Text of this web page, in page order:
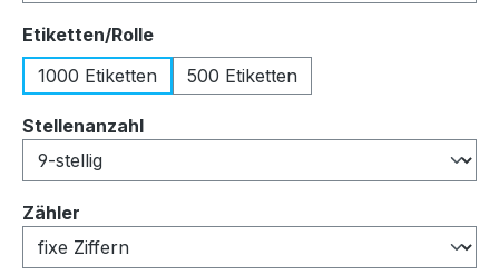
Etiketten/Rolleauswählen
1000 Etiketten
500 Etiketten
Stellenanzahlauswählen
Zähler